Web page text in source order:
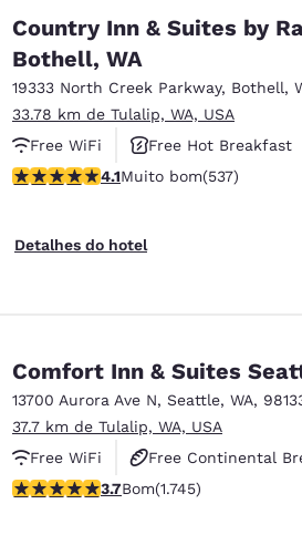
Country Inn & Suites by
Bothell, WA
19333 North Creek Parkway, Bothell,
33.78 km de Tulalip, WA, USA
Free WiFi
Free Hot Breakfast
classificação 4.09 estrelas. Muito
4.1Muito bom(537)
Detalhes do hotel
Comfort Inn & Suites
13700 Aurora Ave N, Seattle, WA,
37.7 km de Tulalip, WA, USA
Free WiFi
Free Continental
Free Hot Breakfast
classificação 3.74 estrelas. Bom. 1745
3.7Bom(1.745)